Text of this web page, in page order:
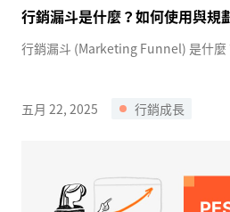
行銷漏斗是什麼？如何使用與規
行銷漏斗 (Marketing Funnel) 是什麼
五月 22, 2025 行銷成長